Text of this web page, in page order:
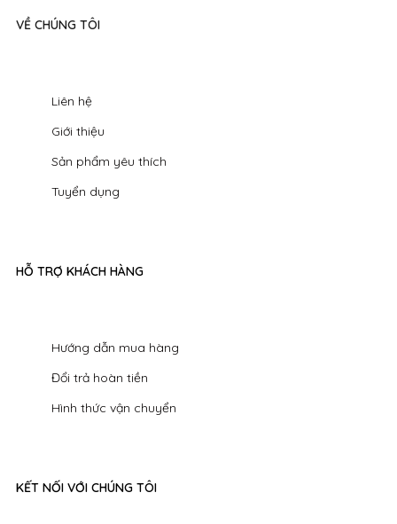
VỀ CHÚNG TÔI
Liên hệ
Giới thiệu
Sản phẩm yêu thích
Tuyển dụng
HỖ TRỢ KHÁCH HÀNG
Hướng dẫn mua hàng
Đổi trả hoàn tiền
Hình thức vận chuyển
KẾT NỐI VỚI CHÚNG TÔI